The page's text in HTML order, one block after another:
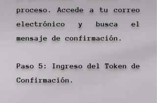
proceso. Accede a tu correo
electrónico y busca el
mensaje de confirmación.
Paso 5: Ingreso del Token de
Confirmación.